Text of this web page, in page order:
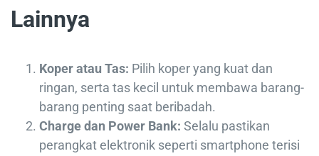
Lainnya
Koper atau Tas: Pilih koper yang kuat dan
ringan, serta tas kecil untuk membawa barang-
barang penting saat beribadah.
Charge dan Power Bank: Selalu pastikan
perangkat elektronik seperti smartphone terisi